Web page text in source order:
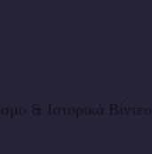
& Ιστορικά Βίντεο